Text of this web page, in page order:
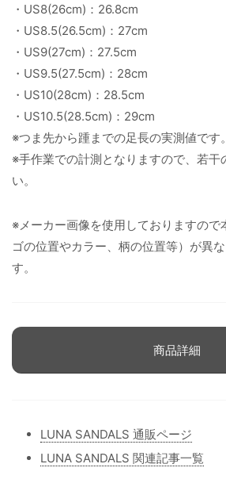
・US8(26cm)：26.8cm
・US8.5(26.5cm)：27cm
・US9(27cm)：27.5cm
・US9.5(27.5cm)：28cm
・US10(28cm)：28.5cm
・US10.5(28.5cm)：29cm
※つま先から踵までの足長の実測値です。
※手作業での計測となりますので、若干
い。
※メーカー画像を使用しておりますので
ゴの位置やカラー、柄の位置等）が異
す。
商品詳細
LUNA SANDALS 通販ページ
LUNA SANDALS 関連記事一覧